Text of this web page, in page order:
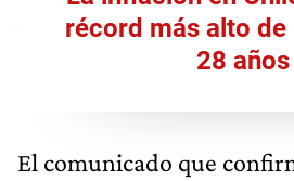
récord más alto
28 años
El comunicado que